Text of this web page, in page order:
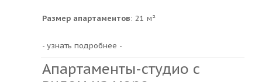
Размер апартаментов: 21 м²
- узнать подробнее -
Апартаменты-студио с